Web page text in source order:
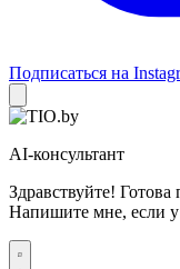
Подписаться на
AI-консультант
Здравствуйте! Готова
Напишите мне, если у